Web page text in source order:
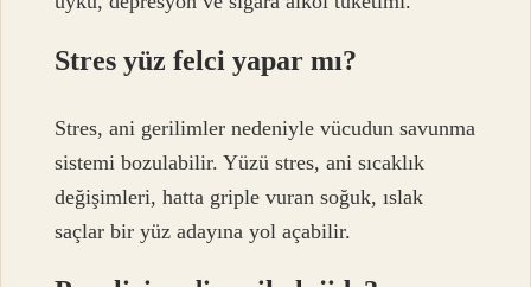
Stres yüz felci yapar mı?
Stres, ani gerilimler nedeniyle vücudun savunma
sistemi bozulabilir. Yüzü stres, ani sıcaklık
değişimleri, hatta griple vuran soğuk, ıslak
saçlar bir yüz adayına yol açabilir.